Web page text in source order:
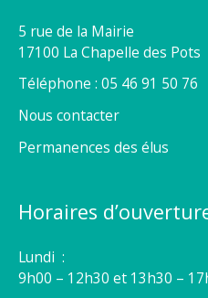
5 rue de la Mairie
17100 La Chapelle des Pots
Téléphone : 05 46 91 50 76
Nous contacter
Permanences des élus
Horaires
Lundi :
9h00 – 12h30 et 13h30 –